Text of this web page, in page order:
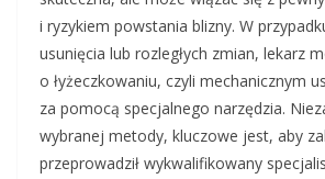
i ryzykiem powstania blizny. W
usunięcia lub rozległych zmian, lekarz
o łyżeczkowaniu, czyli mechanicznym
za pomocą specjalnego narzędzia.
wybranej metody, kluczowe jest, aby
przeprowadził wykwalifikowany